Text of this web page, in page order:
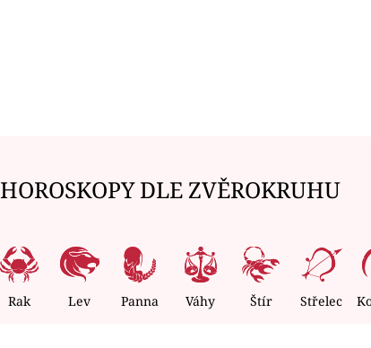
HOROSKOPY DLE ZVĚROKRUHU
Rak Lev Panna Váhy Štír Střelec